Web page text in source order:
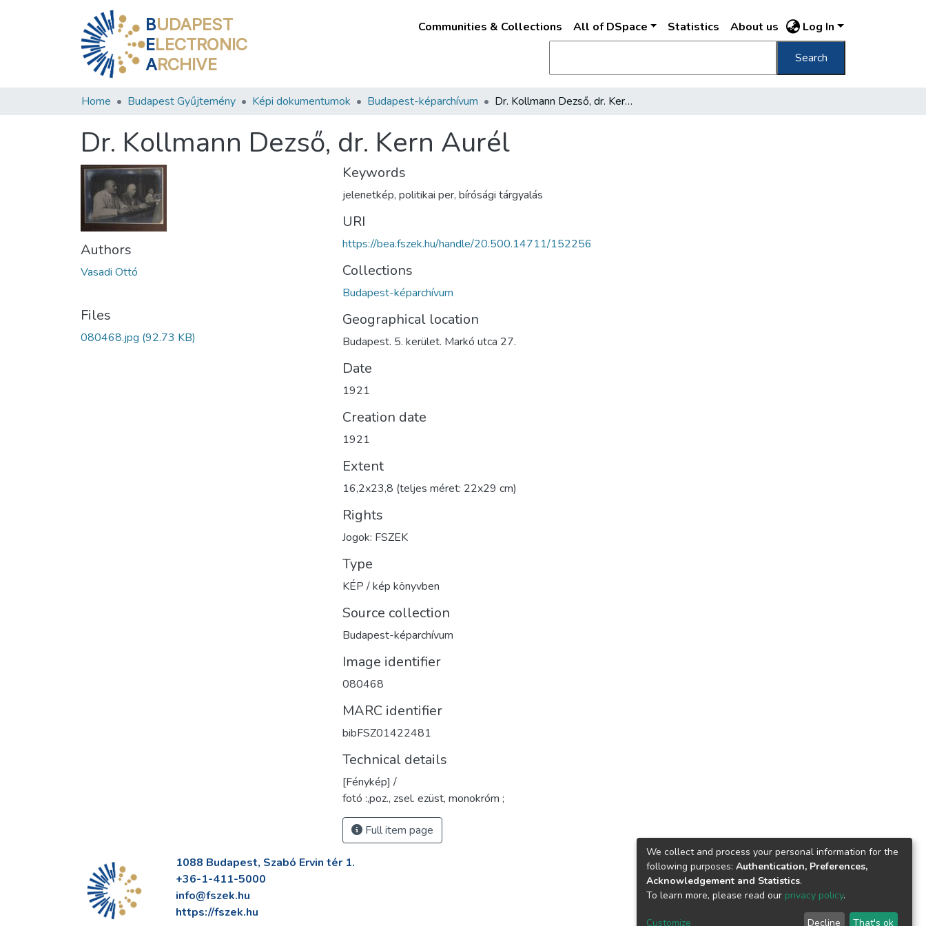
BUDAPEST
ELECTRONIC
ARCHIVE
Communities & Collections All of DSpace Statistics About us Log In
Search
Home Budapest Gyűjtemény Képi dokumentumok Budapest-képarchívum Dr. Kollmann Dezső, dr. Kern Aurél
Dr. Kollmann Dezső, dr. Kern Aurél
Authors
Vasadi Ottó
Files
080468.jpg (92.73 KB)
Keywords
jelenetkép, politikai per, bírósági tárgyalás
URI
https://bea.fszek.hu/handle/20.500.14711/152256
Collections
Budapest-képarchívum
Geographical location
Budapest. 5. kerület. Markó utca 27.
Date
1921
Creation date
1921
Extent
16,2x23,8 (teljes méret: 22x29 cm)
Rights
Jogok: FSZEK
Type
KÉP / kép könyvben
Source collection
Budapest-képarchívum
Image identifier
080468
MARC identifier
bibFSZ01422481
Technical details
[Fénykép] /
fotó :,poz., zsel. ezüst, monokróm ;
Full item page
1088 Budapest, Szabó Ervin tér 1.
+36-1-411-5000
info@fszek.hu
https://fszek.hu
We collect and process your personal information for the
following purposes: Authentication, Preferences,
Acknowledgement and Statistics.
To learn more, please read our privacy policy.
Customize Decline That's ok